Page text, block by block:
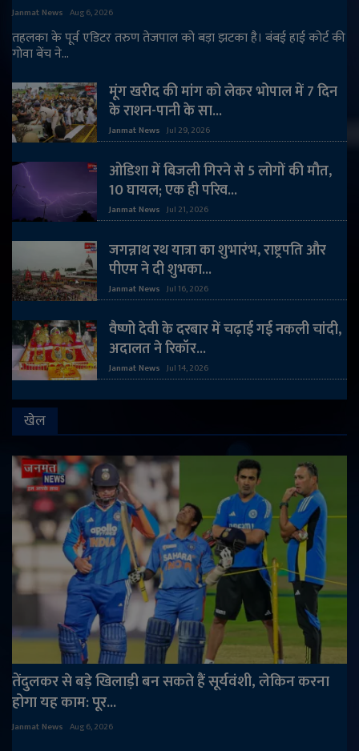
Janmat News Aug 6, 2026
तहलका के पूर्व एडिटर तरुण तेजपाल को बड़ा झटका है। बंबई हाई कोर्ट की
गोवा बेंच ने...
मूंग खरीद की मांग को लेकर भोपाल में 7 दिन
के राशन-पानी के सा...
Janmat News Jul 29, 2026
ओडिशा में बिजली गिरने से 5 लोगों की मौत,
10 घायल; एक ही परिव...
Janmat News Jul 21, 2026
जगन्नाथ रथ यात्रा का शुभारंभ, राष्ट्रपति और
पीएम ने दी शुभका...
Janmat News Jul 16, 2026
वैष्णो देवी के दरबार में चढ़ाई गई नकली चांदी,
अदालत ने रिकॉर...
Janmat News Jul 14, 2026
खेल
तेंदुलकर से बड़े खिलाड़ी बन सकते हैं सूर्यवंशी, लेकिन करना
होगा यह काम: पूर...
Janmat News Aug 6, 2026